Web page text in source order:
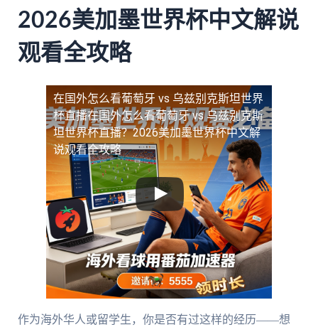
2026美加墨世界杯中文解说
观看全攻略
在国外怎么看葡萄牙 vs 乌兹别克斯坦世界
杯直播在国外怎么看葡萄牙 vs 乌兹别克斯
坦世界杯直播？2026美加墨世界杯中文解
说观看全攻略
作为海外华人或留学生，你是否有过这样的经历——想